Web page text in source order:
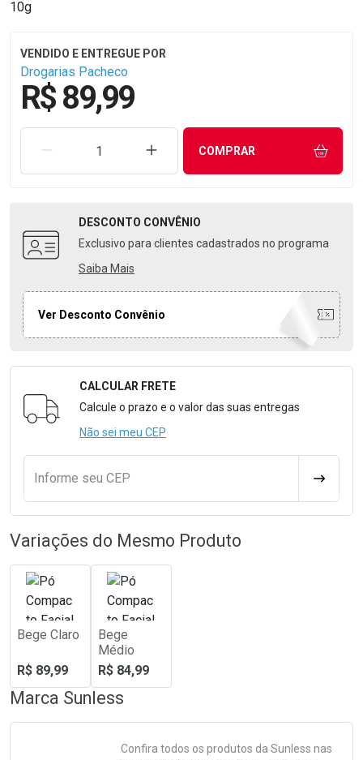
10g
Drogarias Pacheco
R$ 89,99
REMOVER UMA UNIDADEAUMENTAR UMA UNIDADE
COMPRAR
DESCONTO CONVÊNIO
Exclusivo para clientes cadastrados no programa
Saiba Mais
Ver Desconto Convênio
Formulário para Calcular o Frete
CALCULAR FRETE
Calcule o prazo e o valor das suas entregas
Não sei meu CEP
Informe seu CEP
Variações do Mesmo Produto
Bege Claro
R$ 89,99
Bege
Médio
R$ 84,99
Marca Sunless
Confira todos os produtos da Sunless nas